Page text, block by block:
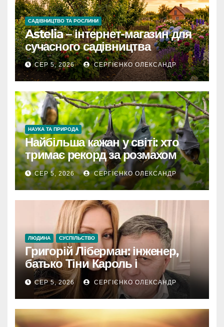
САДІВНИЦТВО ТА РОСЛИНИ
Astelia – інтернет-магазин для
сучасного садівництва
СЕР 5, 2026 СЕРГІЄНКО ОЛЕКСАНДР
НАУКА ТА ПРИРОДА
Найбільша кажан у світі: хто
тримає рекорд за розмахом
крил
СЕР 5, 2026 СЕРГІЄНКО ОЛЕКСАНДР
ЛЮДИНА СУСПІЛЬСТВО
Григорій Ліберман: інженер,
батько Тіни Кароль і
доброволець ТрО
СЕР 5, 2026 СЕРГІЄНКО ОЛЕКСАНДР